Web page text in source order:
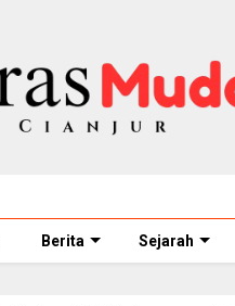
Berita Sejarah